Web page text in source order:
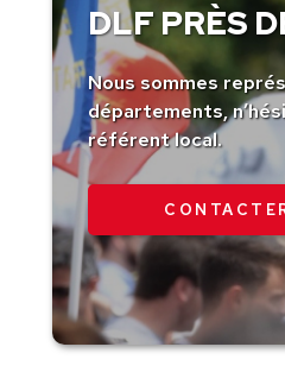
DLF PRÈS
Nous sommes
départements,
référent local.